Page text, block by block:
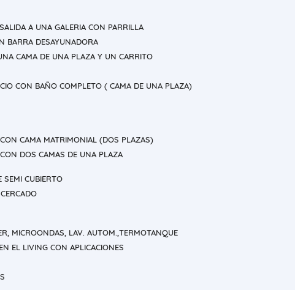
A UNA GALERIA CON PARRILLA
BARRA DESAYUNADORA
CAMA DE UNA PLAZA Y UN CARRITO
CON BAÑO COMPLETO ( CAMA DE UNA PLAZA)
CAMA MATRIMONIAL (DOS PLAZAS)
DOS CAMAS DE UNA PLAZA
SEMI CUBIERTO
MICROONDAS, LAV. AUTOM.,TERMOTANQUE
EL LIVING CON APLICACIONES